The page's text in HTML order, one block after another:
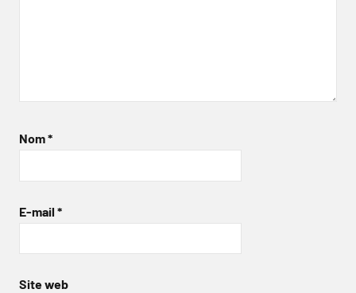
Nom*
E-mail *
Site web